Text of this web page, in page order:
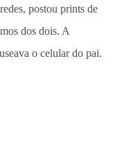
postou prints de
dos dois. A
o celular do pai.